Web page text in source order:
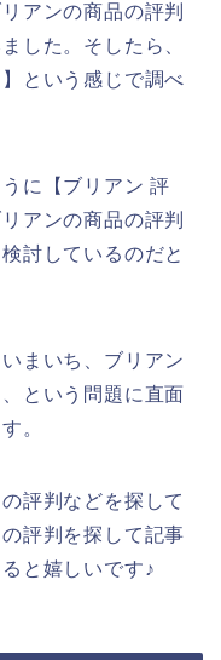
アンの商品の評判
した。そしたら、
という感じで調べ
に【ブリアン 評
アンの商品の評判
討しているのだと
まいち、ブリアン
という問題に直面
。
評判などを探して
評判を探して記事
と嬉しいです♪